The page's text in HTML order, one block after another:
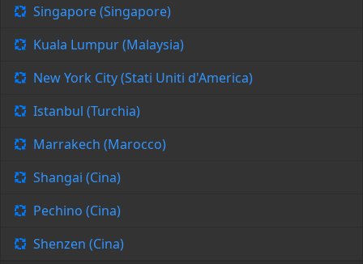
Singapore (Singapore)
Kuala Lumpur (Malaysia)
New York City (Stati Uniti d'America)
Istanbul (Turchia)
Marrakech (Marocco)
Shangai (Cina)
Pechino (Cina)
Shenzen (Cina)